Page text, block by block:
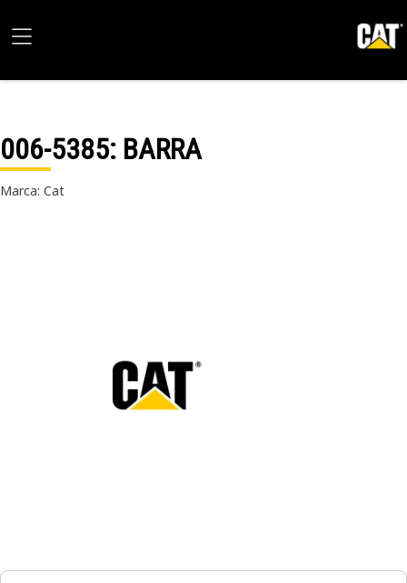
006-5385: BARRA
Marca: Cat